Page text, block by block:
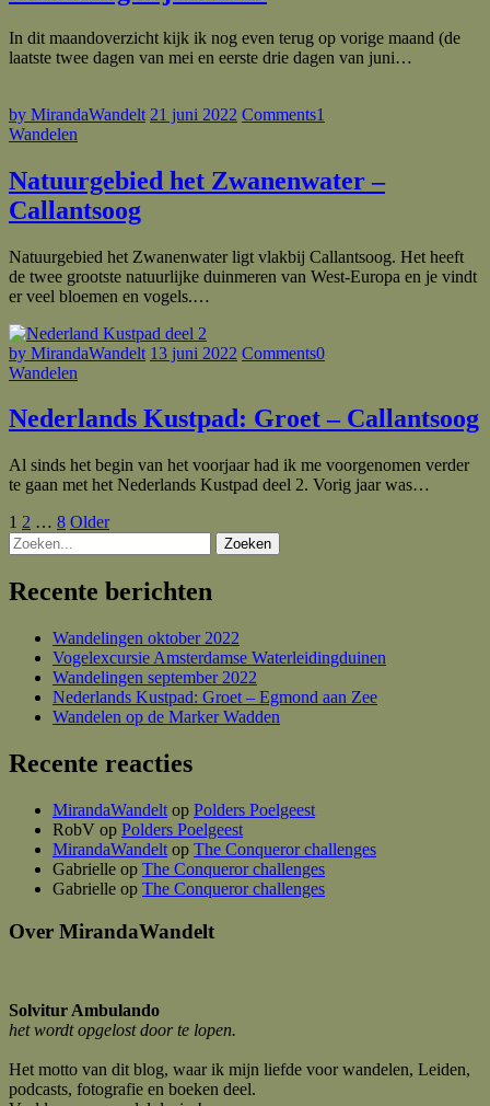
In dit maandoverzicht kijk ik nog even terug op vorige maand (de
laatste twee dagen van mei en eerste drie dagen van juni…
by MirandaWandelt 21 juni 2022 Comments1
Wandelen
Natuurgebied het Zwanenwater –
Callantsoog
Natuurgebied het Zwanenwater ligt vlakbij Callantsoog. Het heeft
de twee grootste natuurlijke duinmeren van West-Europa en je vindt
er veel bloemen en vogels.…
by MirandaWandelt 13 juni 2022 Comments0
Wandelen
Nederlands Kustpad: Groet – Callantsoog
Al sinds het begin van het voorjaar had ik me voorgenomen verder
te gaan met het Nederlands Kustpad deel 2. Vorig jaar was…
Berichten
paginering
Page
1 Page
2 … Page
8 OlderOlder
Zoeken
Recente berichten
Wandelingen oktober 2022
Vogelexcursie Amsterdamse Waterleidingduinen
Wandelingen september 2022
Nederlands Kustpad: Groet – Egmond aan Zee
Wandelen op de Marker Wadden
Recente reacties
MirandaWandelt op Polders Poelgeest
RobV op Polders Poelgeest
MirandaWandelt op The Conqueror challenges
Gabrielle op The Conqueror challenges
Gabrielle op The Conqueror challenges
Over MirandaWandelt
Solvitur Ambulando
het wordt opgelost door te lopen.
Het motto van dit blog, waar ik mijn liefde voor wandelen, Leiden,
podcasts, fotografie en boeken deel.